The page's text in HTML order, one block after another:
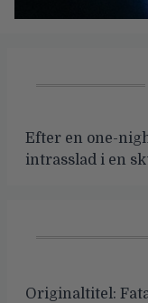
Efter en one-
intrasslad i en
Originaltitel: